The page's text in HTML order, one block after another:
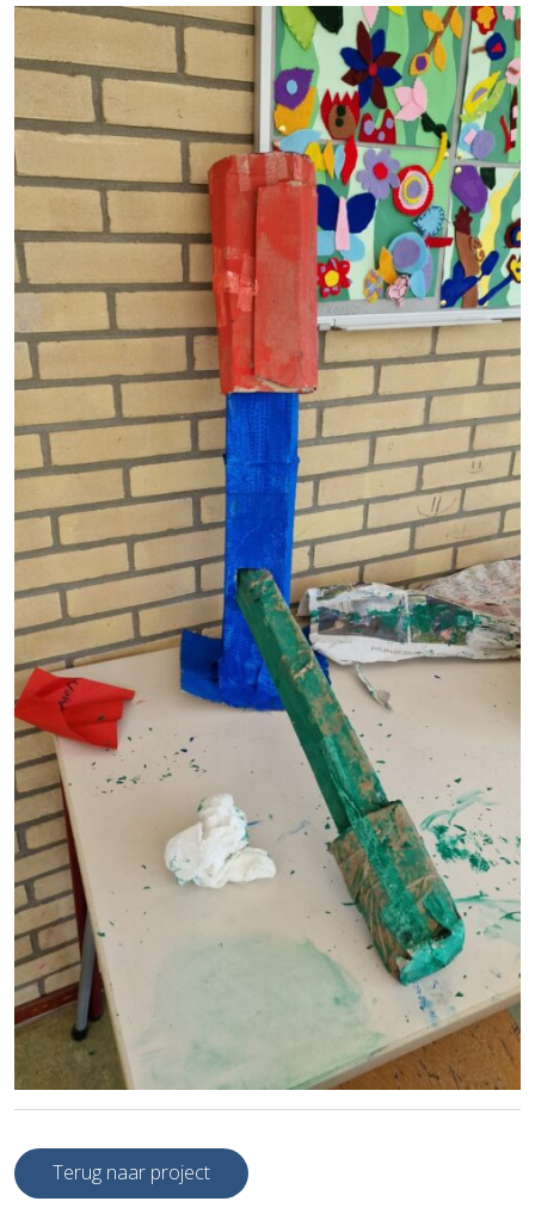
Terug naar project